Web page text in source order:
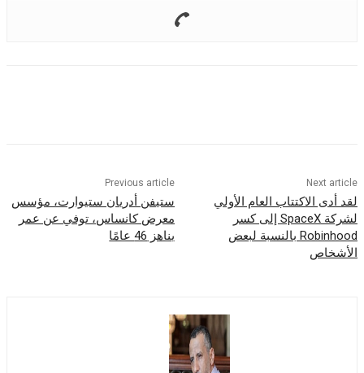
Previous article
ستيفن أدريان ستيوارت، مؤسس
معرض كانساس، توفي عن عمر
العام الأولي
لشركة SpaceX إلى كسر
Robinhood بالنسبة لبعض